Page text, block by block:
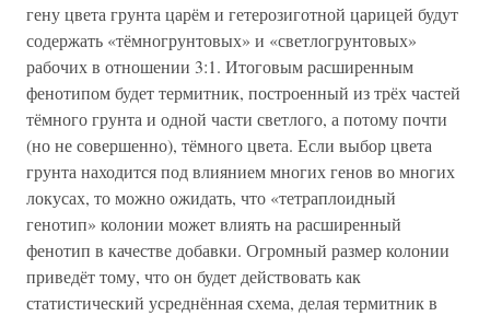
гену цвета грунта царём и гетерозиготной царицей будут
содержать «тёмногрунтовых» и «светлогрунтовых»
рабочих в отношении 3:1. Итоговым расширенным
фенотипом будет термитник, построенный из трёх частей
тёмного грунта и одной части светлого, а потому почти
(но не совершенно), тёмного цвета. Если выбор цвета
грунта находится под влиянием многих генов во многих
локусах, то можно ожидать, что «тетраплоидный
генотип» колонии может влиять на расширенный
фенотип в качестве добавки. Огромный размер колонии
приведёт тому, что он будет действовать как
статистический усреднённая схема, делая термитник в